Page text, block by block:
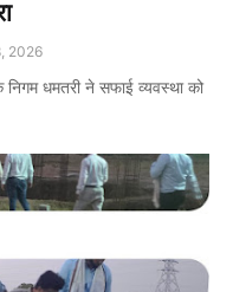
2026
धमतरी ने सफाई व्यवस्था को